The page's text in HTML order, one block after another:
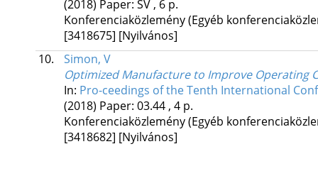
(2018) Paper: SV , 6 p.
Konferenciaközlemény (Egyéb
[3418675] [Nyilvános]
10.
Simon, V
Optimized Manufacture to Improve Operating
In: Pro-ceedings of the Tenth International
(2018) Paper: 03.44 , 4 p.
Konferenciaközlemény (Egyéb
[3418682] [Nyilvános]